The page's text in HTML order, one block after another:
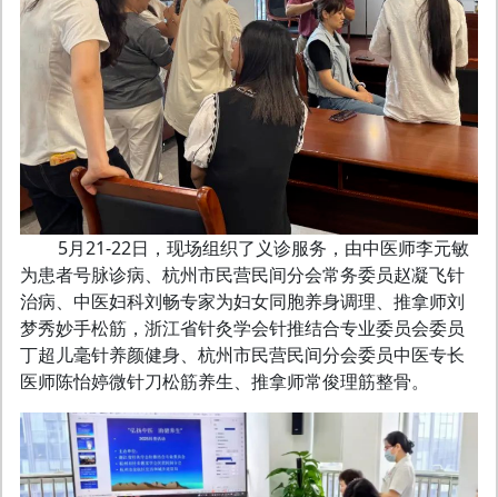
5月21-22日，现场组织了义诊服务，由中医师李元敏
为患者号脉诊病、杭州市民营民间分会常务委员赵凝飞针
治病、中医妇科刘畅专家为妇女同胞养身调理、推拿师刘
梦秀妙手松筋，浙江省针灸学会针推结合专业委员会委员
丁超儿毫针养颜健身、杭州市民营民间分会委员中医专长
医师陈怡婷微针刀松筋养生、推拿师常俊理筋整骨。